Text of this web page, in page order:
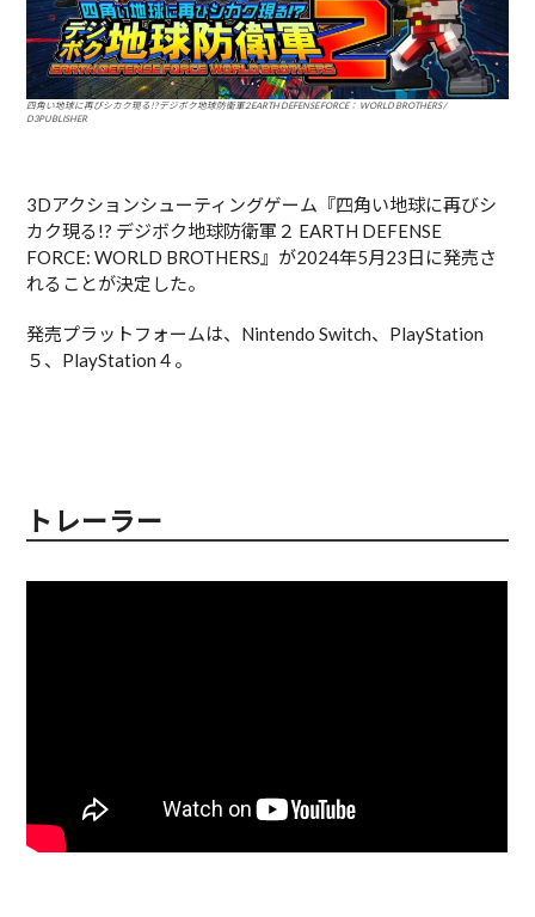
四角い地球に再びシカク現る!? デジボク地球防衛軍2 EARTH DEFENSE FORCE： WORLD BROTHERS /
D3PUBLISHER
3Dアクションシューティングゲーム『四角い地球に再びシ
カク現る!? デジボク地球防衛軍２ EARTH DEFENSE
FORCE: WORLD BROTHERS』が2024年5月23日に発売さ
れることが決定した。
発売プラットフォームは、Nintendo Switch、PlayStation
５、PlayStation４。
トレーラー